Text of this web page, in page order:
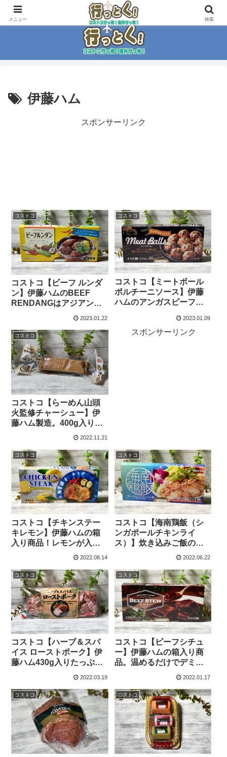
コストコ大好き家族がイチ押商品紹介！！
伊藤ハム
スポンサーリンク
コストコ
コストコ【ビーフ ルンダ
ン】伊藤ハムのBEEF
RENDANGはアジアンテ
2023.01.22
コストコ
コストコ【ミートボール
ポルチーニソース】伊藤
ハムのアンガスビーフ入
2023.01.09
コストコ
コストコ【らーめん山頭
火監修チャーシュー】伊
藤ハム製造。400g入り厚
切りにして贅沢にいただ
2022.11.21
スポンサーリンク
コストコ
コストコ【チキンステー
キレモン】伊藤ハムの箱
入り商品！レモンが入っ
た鶏もも肉1枚のステーキ
め！
2022.08.14
コストコ
コストコ【海南鶏飯（シ
ンガポールチキンライ
ス）】炊き込みご飯の
素。炊飯器で簡単調理！
できました。
2022.06.22
コストコ
コストコ【ハーブ＆スパ
イス ローストポーク】伊
藤ハム430g入りたっぷり
いスライス焼豚！
2022.03.19
コストコ
コストコ【ビーフシチュ
ー】伊藤ハムの箱入り商
品。温めるだけでデミグ
STEWが頂けます。
2022.01.17
コストコ コストコ
メニュー 検索